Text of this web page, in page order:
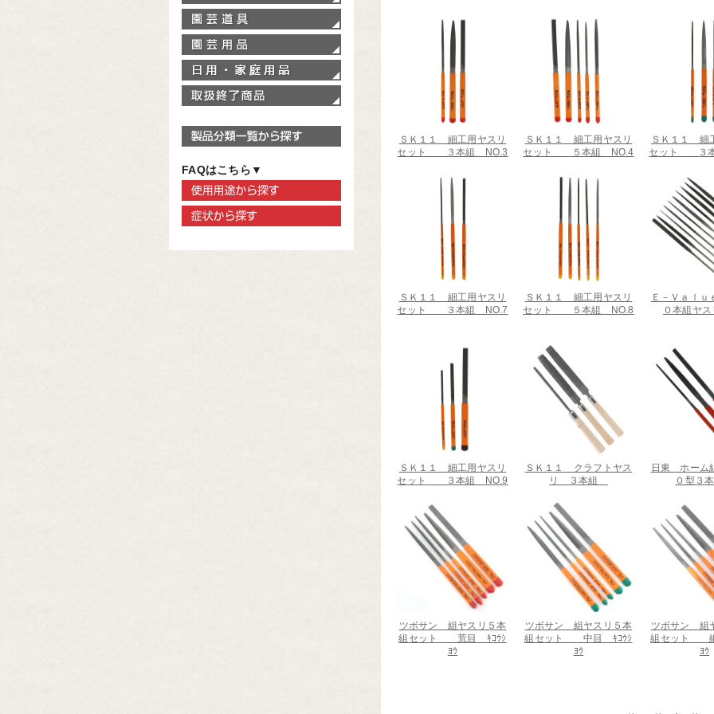
ＳＫ１１ 細工用ヤスリ
セット ３本組 NO.3
ＳＫ１１ 細工用ヤスリ
セット ５本組 NO.4
ＳＫ１１ 細
セット ３
ＳＫ１１ 細工用ヤスリ
セット ３本組 NO.7
ＳＫ１１ 細工用ヤスリ
セット ５本組 NO.8
Ｅ－Ｖａｌ
０本組ヤ
ＳＫ１１ 細工用ヤスリ
セット ３本組 NO.9
ＳＫ１１ クラフトヤス
リ ３本組
日東 ホーム
０型３
ツボサン 組ヤスリ５本
組セット 荒目 ｷｺｳｼ
ﾖｳ
ツボサン 組ヤスリ５本
組セット 中目 ｷｺｳｼ
ﾖｳ
ツボサン 組
組セット
ﾖｳ
FAQはこちら▼